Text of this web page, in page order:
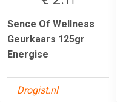
Sence Of Wellness
Geurkaars 125gr
Energise
Drogist.nl